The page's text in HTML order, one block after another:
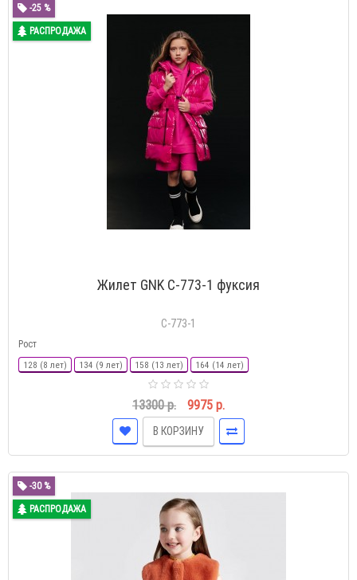
-25 %
РАСПРОДАЖА
Жилет GNK С-773-1 фуксия
С-773-1
Рост
128 (8 лет) 134 (9 лет) 158 (13 лет) 164 (14 лет)
13300 р. 9975 р.
В КОРЗИНУ
-30 %
РАСПРОДАЖА